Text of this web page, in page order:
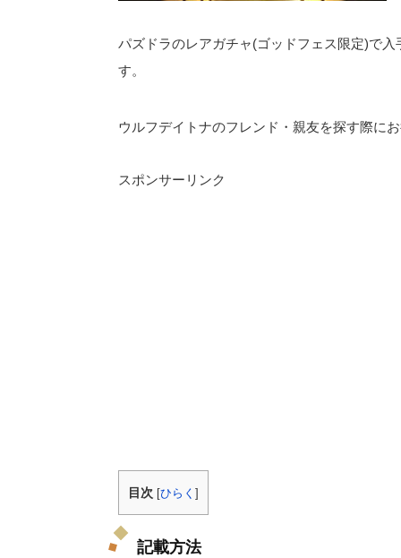
パズドラのレアガチャ(ゴッドフェス限定)で
す。
ウルフデイトナのフレンド・親友を探す際にお
スポンサーリンク
目次 [ひらく ]
記載方法